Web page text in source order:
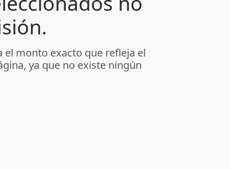
el monto exacto que refleja el
ya que no existe ningún